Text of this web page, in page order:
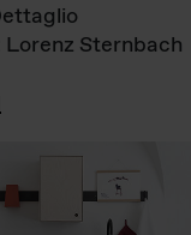
Sternbach